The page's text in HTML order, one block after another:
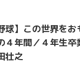
球】この世界をおもしろく 慶大
４年間／４年生
壮之